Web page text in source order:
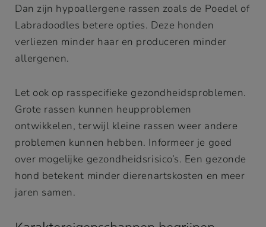
Dan zijn hypoallergene rassen zoals de Poedel of
Labradoodles betere opties. Deze honden
verliezen minder haar en produceren minder
allergenen.
Let ook op rasspecifieke gezondheidsproblemen.
Grote rassen kunnen heupproblemen
ontwikkelen, terwijl kleine rassen weer andere
problemen kunnen hebben. Informeer je goed
over mogelijke gezondheidsrisico’s. Een gezonde
hond betekent minder dierenartskosten en meer
jaren samen.